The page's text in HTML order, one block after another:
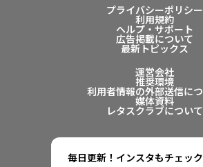
プライバシーポリシー
利用規約
ヘルプ・サポート
広告掲載について
最新トピックス
運営会社
推奨環境
利用者情報の外部送信に
媒体資料
レタスクラブについて
毎日更新！インスタもチェック